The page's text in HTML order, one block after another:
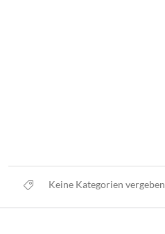
Keine Kategorien vergeben